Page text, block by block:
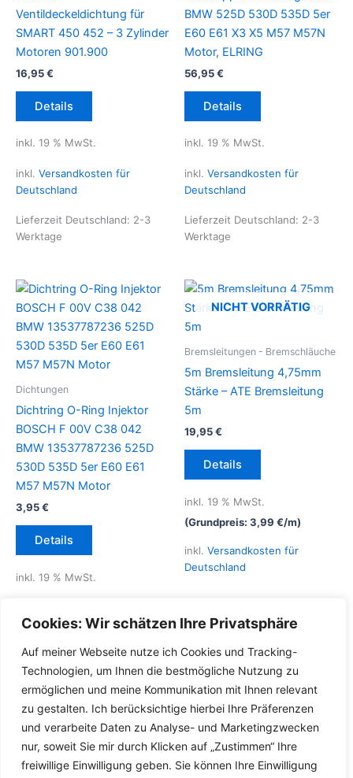
Cookies: Wir schätzen Ihre Privatsphäre
Auf meiner Webseite nutze ich Cookies und Tracking-
Technologien, um Ihnen die bestmögliche Nutzung zu
ermöglichen und meine Kommunikation mit Ihnen relevant
zu gestalten. Ich berücksichtige hierbei Ihre Präferenzen
und verarbeite Daten zu Analyse- und Marketingzwecken
nur, soweit Sie mir durch Klicken auf „Zustimmen“ Ihre
freiwillige Einwilligung geben. Sie können Ihre Einwilligung
Ventildeckeldichtung für
SMART 450 452 – 3 Zylinder
Motoren 901.900
16,95€
Details
inkl. 19 % MwSt.
inkl. Versandkosten für
Deutschland
Lieferzeit Deutschland: 2-3
Werktage
BMW 525D 530D 535D 5er
E60 E61 X3 X5 M57 M57N
Motor, ELRING
56,95€
Details
inkl. 19 % MwSt.
inkl. Versandkosten für
Deutschland
Lieferzeit Deutschland: 2-3
Werktage
Dichtungen
Dichtring O-Ring Injektor
BOSCH F 00V C38 042
BMW 13537787236 525D
530D 535D 5er E60 E61
M57 M57N Motor
3,95€
Details
inkl. 19 % MwSt.
Deutschland
Lieferzeit Deutschland:2-3
Werktage
NICHT VORRÄTIG
Bremsleitungen - Bremschläuche
5m Bremsleitung 4,75mm
Stärke – ATE Bremsleitung
5m
19,95€
Details
inkl. 19 % MwSt.
(Grundpreis: 3,99 €/m)
inkl. Versandkosten für
Deutschland